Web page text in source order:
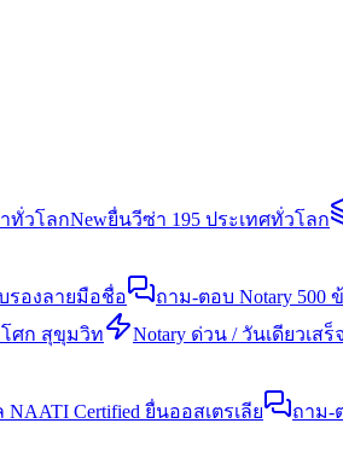
ทั่วโลกNewยื่นวีซ่า 195 ประเทศทั่วโลก
รองลายมือชื่อ ถาม-ตอบ Notary 500
ศก สุขุมวิท Notary ด่วน / วันเดียวเสร็จ
NAATI Certified ยื่นออสเตรเลีย ถาม-